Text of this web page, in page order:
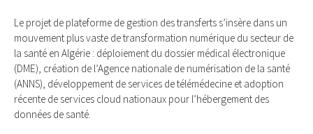
Le projet de plateforme de gestion des transferts s’insère dans un
mouvement plus vaste de transformation numérique du secteur de
la santé en Algérie : déploiement du dossier médical électronique
(DME), création de l’Agence nationale de numérisation de la santé
(ANNS), développement de services de télémédecine et adoption
récente de services cloud nationaux pour l’hébergement des
données de santé.